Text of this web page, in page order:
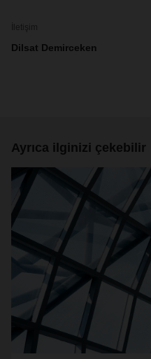
İletişim
Dilsat Demirceken
Ayrıca ilginizi çekebilir